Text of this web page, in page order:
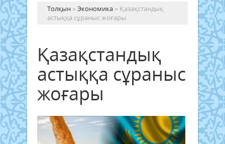
Толқын »Экономика » Қазақстандық
астыққа сұраныс жоғары
Қазақстандық
астыққа сұраныс
жоғары